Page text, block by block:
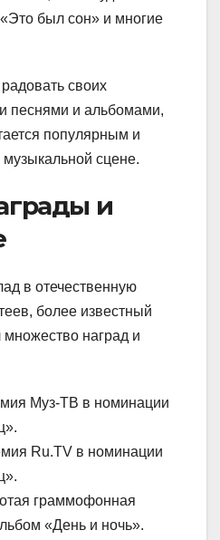
был сон» и многие
своих
песнями и альбомами,
популярным и
сцене.
и
в отечественную
более известный
множество наград и
Муз-ТВ в номинации
Ru.TV в номинации
граммофонная
«День и ночь».